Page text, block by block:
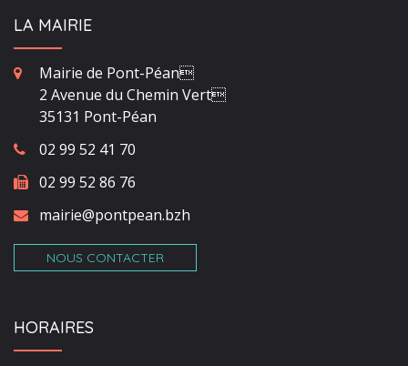
LA MAIRIE
Mairie de Pont-Péan
2 Avenue du Chemin Vert
35131 Pont-Péan
02 99 52 41 70
02 99 52 86 76
mairie@pontpean.bzh
NOUS CONTACTER
HORAIRES